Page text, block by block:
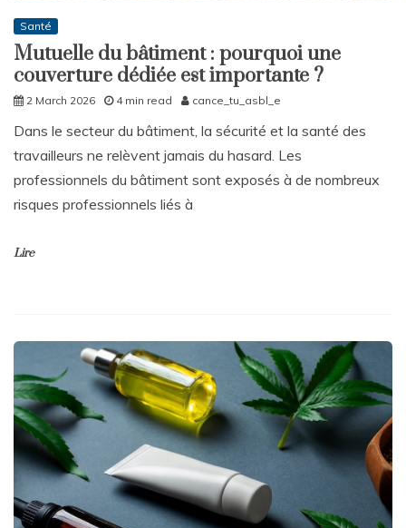
Santé
Mutuelle du bâtiment : pourquoi une
couverture dédiée est importante ?
2 March 2026 4 min read cance_tu_asbl_e
Dans le secteur du bâtiment, la sécurité et la santé des
travailleurs ne relèvent jamais du hasard. Les
professionnels du bâtiment sont exposés à de nombreux
risques professionnels liés à
Lire